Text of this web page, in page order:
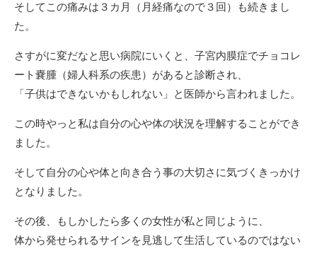
そしてこの痛みは３カ月（月経痛なので３回）も続きまし
た。
さすがに変だなと思い病院にいくと、子宮内膜症でチョコレ
ート嚢腫（婦人科系の疾患）があると診断され、
「子供はできないかもしれない」と医師から言われました。
この時やっと私は自分の心や体の状況を理解することができ
ました。
そして自分の心や体と向き合う事の大切さに気づくきっかけ
となりました。
その後、もしかしたら多くの女性が私と同じように、
体から発せられるサインを見逃して生活しているのではない